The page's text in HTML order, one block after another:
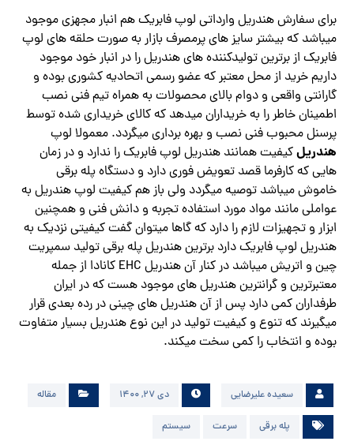
برای سفارش هندریل وارداتی لوپ فابریک هم انبار مجهزی موجود
میباشد که بیشتر سایز های پرمصرف بازار به صورت حلقه های لوپ
فابریک از برترین تولیدکننده های هندریل را در انبار خود موجود
داریم خرید از محل معتبر که عضو رسمی اتحادیه کشوری بوده و
گارانتی واقعی و دوام بالای محصولات به همراه تیم فنی نصب
اطمینان خاطر را به خریداران میدهد که کالای خریداری شده توسط
پرسنل محبوب فنی نصب و بهره برداری میگردد. معمولا لوپ
هندریلکیفیت همانند هندریل لوپ فابریک را ندارد و در زمان
هایی که کارفرما قصد تعویض فوری دارد و دستگاه پله برقی
خاموش میباشد توصیه میگردد ولی باز هم کیفیت لوپ هندریل به
عواملی مانند مواد مورد استفاده تجربه و دانش فنی و همچنین
ابزار و تجهیزات لازم را دارد که گاها میتوان گفت کیفیتی نزدیک به
هندریل لوپ فابریک دارد برترین هندریل پله برقی تولید سمپریت
چین و اتریش میباشد در کنار آن هندریل EHC کانادا از جمله
معتبرترین و گرانترین هندریل های موجود هست که در ایران
طرفداران کمی دارد پس از آن هندریل های چینی در رده بعدی قرار
میگیرند که تنوع و کیفیت تولید در این نوع هندریل بسیار متفاوت
بوده و انتخاب را کمی سخت میکند.
سعیده علیرضایی دی ۲۷, ۱۴۰۰ مقاله
پله برقی سرعت سیستم